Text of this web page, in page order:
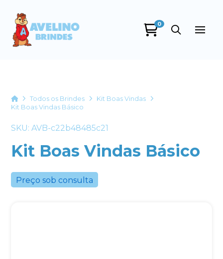
0
HomeTodos os Brindes
Kit Boas Vindas
Kit Boas Vindas Básico
SKU: AVB-c22b48485c21
Kit Boas Vindas Básico
Preço sob consulta
+55